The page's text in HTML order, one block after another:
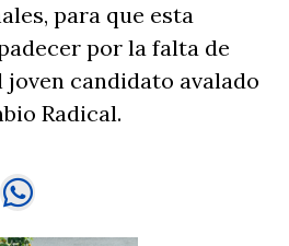
para que esta
por la falta de
joven candidato avalado
Radical.